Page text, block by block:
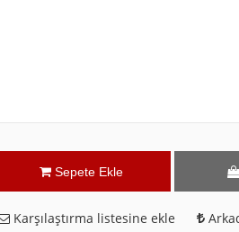
Sepete Ekle
Karşılaştırma listesine ekle